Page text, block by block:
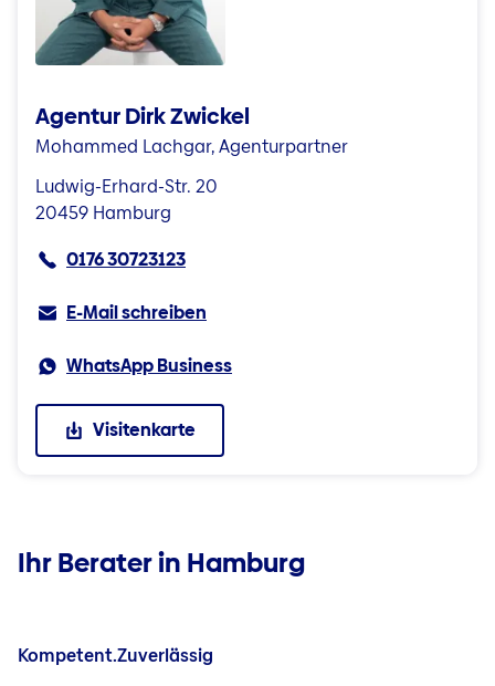
Agentur Dirk Zwickel
Mohammed Lachgar, Agenturpartner
Ludwig-Erhard-Str. 20
20459 Hamburg
0176 30723123
E-Mail schreiben
WhatsApp Business
Visitenkarte
Ihr Berater in Hamburg
Kompetent.Zuverlässig